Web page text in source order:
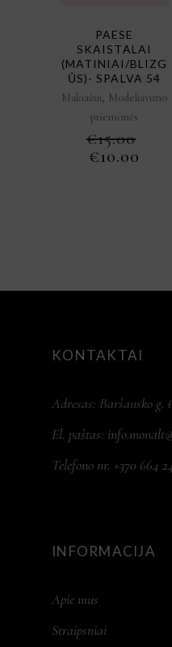
PAESE
SKAISTALAI
(MATINIAI/BLIZG
ŪS)- SPALVA 54
Makiažui, Modeliavimo
priemonės
€15.00
€10.00
KONTAKTAI
Adresas: Baršausko g.
El. paštas:
Telefono nr. +370 664
INFORMACIJA
Apie mus
Straipsniai